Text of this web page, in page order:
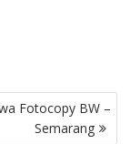
Fotocopy BW –
Semarang